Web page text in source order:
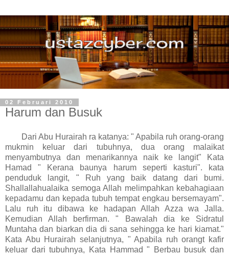
02 Februari 2010
Harum dan Busuk
Dari Abu Hurairah ra katanya: " Apabila ruh orang-orang
mukmin keluar dari tubuhnya, dua orang malaikat
menyambutnya dan menarikannya naik ke langit" Kata
Hamad " Kerana baunya harum seperti kasturi". kata
penduduk langit, " Ruh yang baik datang dari bumi.
Shallallahualaika semoga Allah melimpahkan kebahagiaan
kepadamu dan kepada tubuh tempat engkau bersemayam".
Lalu ruh itu dibawa ke hadapan Allah Azza wa Jalla.
Kemudian Allah berfirman. " Bawalah dia ke Sidratul
Muntaha dan biarkan dia di sana sehingga ke hari kiamat."
Kata Abu Hurairah selanjutnya, " Apabila ruh orangt kafir
keluar dari tubuhnya, Kata Hammad " Berbau busuk dan